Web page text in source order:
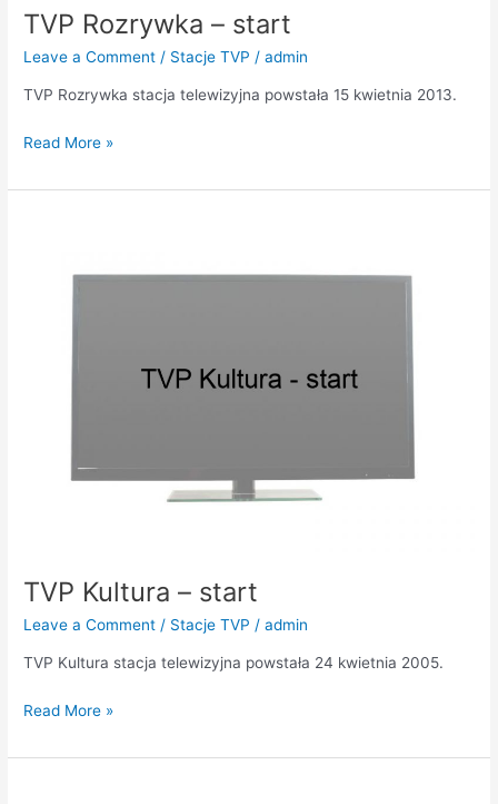
TVP Rozrywka – start
Leave a Comment / Stacje TVP /admin
TVP Rozrywka stacja telewizyjna powstała 15 kwietnia 2013.
Read More »
TVP Kultura – start
Leave a Comment / Stacje TVP /admin
TVP Kultura stacja telewizyjna powstała 24 kwietnia 2005.
Read More »